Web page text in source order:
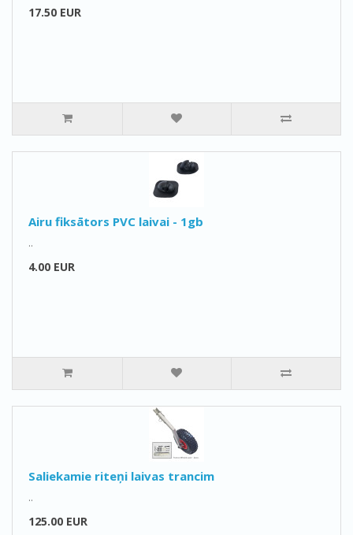
17.50 EUR
Airu fiksātors PVC laivai - 1gb
..
4.00 EUR
Saliekamie riteņi laivas trancim
..
125.00 EUR